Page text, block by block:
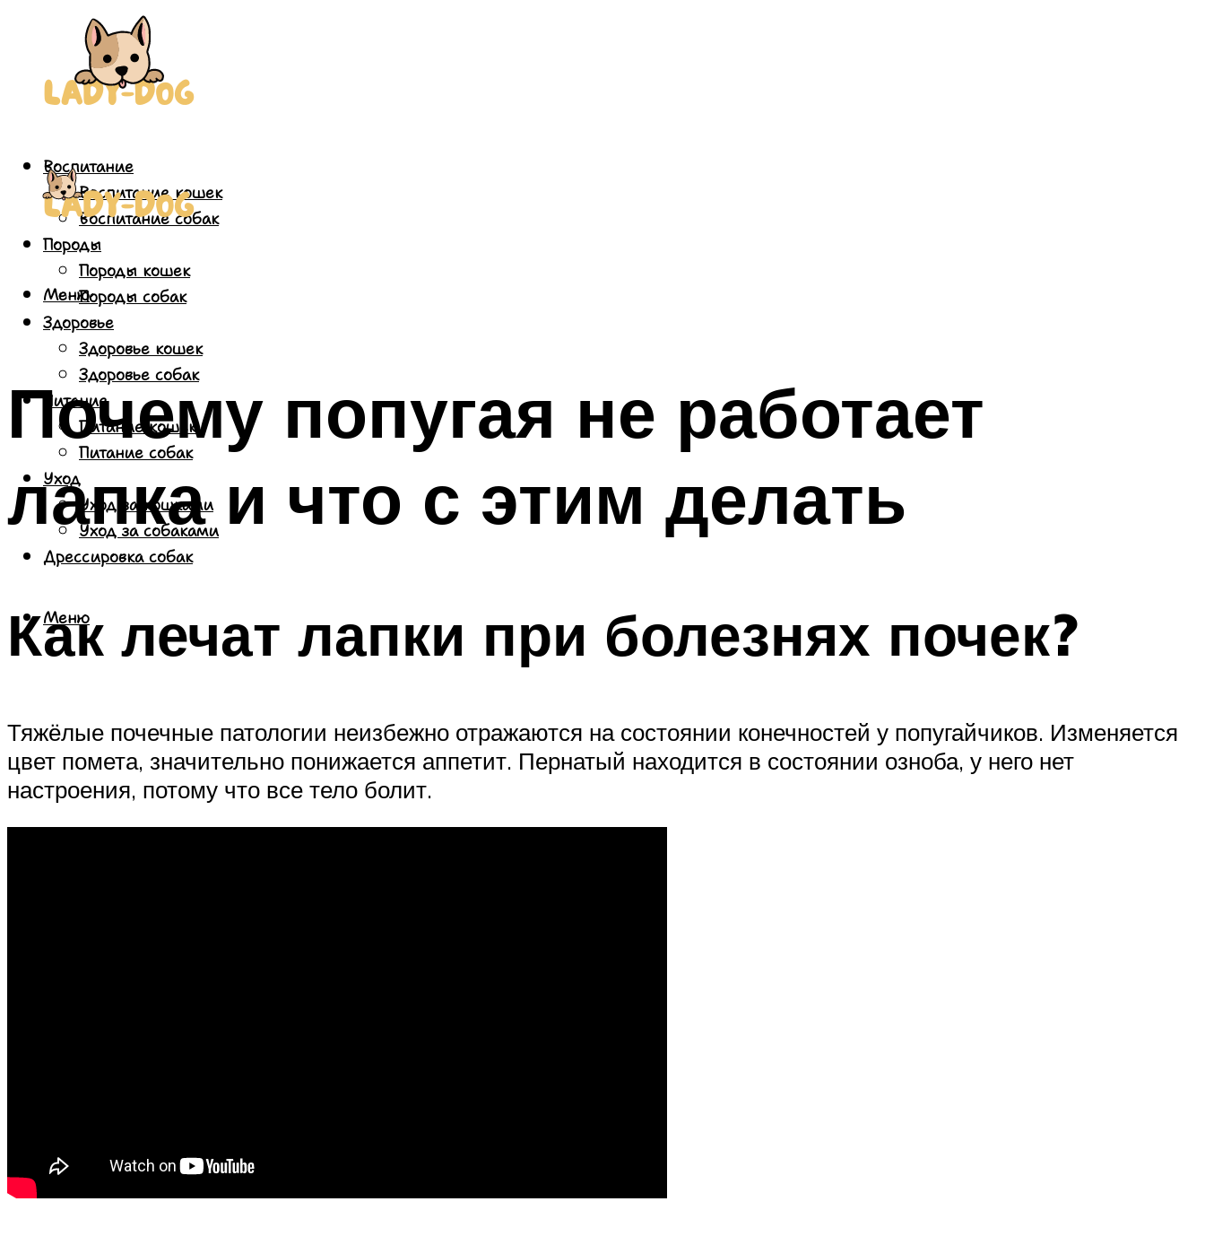
Воспитание
Воспитание кошек
Воспитание собак
Породы
Породы кошек
Породы собак
Здоровье
Здоровье кошек
Здоровье собак
Питание
Питание кошек
Питание собак
Уход
Уход за кошками
Уход за собаками
Дрессировка собак
Меню
Меню
Почему попугая не работает
лапка и что с этим делать
Как лечат лапки при болезнях почек?
Тяжёлые почечные патологии неизбежно отражаются на состоянии конечностей у попугайчиков. Изменяется
цвет помета, значительно понижается аппетит. Пернатый находится в состоянии озноба, у него нет
настроения, потому что все тело болит.